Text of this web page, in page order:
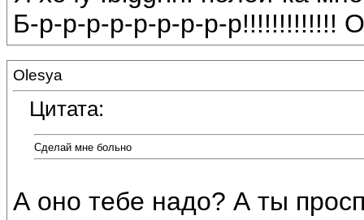
Б-р-р-р-р-р-р-р-р-р!!!!!!!!!!!!!
Olesya
Цитата:
Сделай мне больно
А оно тебе надо? А ты